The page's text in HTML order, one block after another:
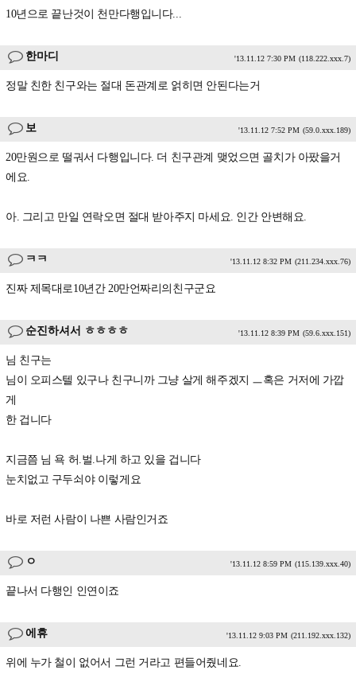
10년으로 끝난것이 천만다행입니다...
한마디 '13.11.12 7:30 PM (118.222.xxx.7)
정말 친한 친구와는 절대 돈관계로 얽히면 안된다는거
보 '13.11.12 7:52 PM (59.0.xxx.189)
20만원으로 떨궈서 다행입니다. 더 친구관계 맺었으면 골치가 아팠을거
에요.
아. 그리고 만일 연락오면 절대 받아주지 마세요. 인간 안변해요.
ㅋㅋ '13.11.12 8:32 PM (211.234.xxx.76)
진짜 제목대로10년간 20만언짜리의친구군요
순진하셔서 ㅎㅎㅎㅎ '13.11.12 8:39 PM (59.6.xxx.151)
님 친구는
님이 오피스텔 있구나 친구니까 그냥 살게 해주겠지 ㅡ혹은 거저에 가깝
게
한 겁니다
지금쯤 님 욕 허.벌.나게 하고 있을 겁니다
눈치없고 구두쇠야 이렇게요
바로 저런 사람이 나쁜 사람인거죠
ㅇ '13.11.12 8:59 PM (115.139.xxx.40)
끝나서 다행인 인연이죠
에휴 '13.11.12 9:03 PM (211.192.xxx.132)
위에 누가 철이 없어서 그런 거라고 편들어줬네요.